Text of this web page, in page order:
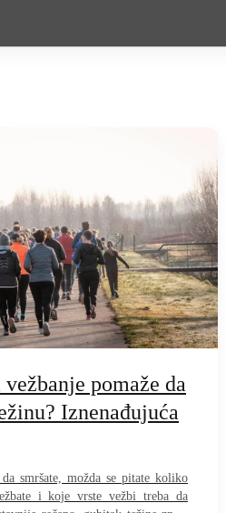
pomaže da
Iznenađujuća
smršate, možda se pitate koliko
i koje vrste vežbi treba da